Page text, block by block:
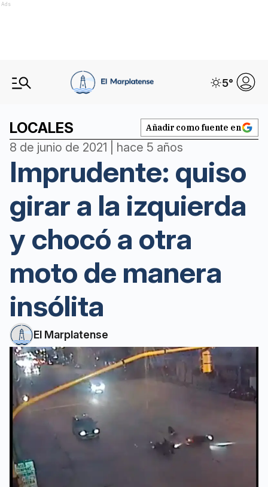
Ads
5°
LOCALES Añadir como fuente en
8 de junio de 2021 | hace 5 años
Imprudente: quiso
girar a la izquierda
y chocó a otra
moto de manera
insólita
El Marplatense